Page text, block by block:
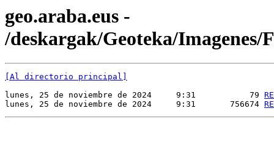
geo.araba.eus -
/deskargak/Geoteka/Imagenes/
[Al directorio principal]
lunes, 25 de noviembre de 2024     9:31           79
lunes, 25 de noviembre de 2024     9:31       756674